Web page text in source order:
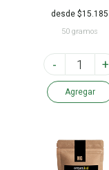
desde $15.185
50 gramos
- +
Agregar